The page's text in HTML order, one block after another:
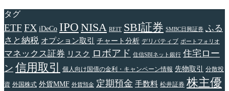
タグ
ETF FX iDeCo IPO NISA REIT SBI証券 SMBC日興証券 ふる
さと納税 オプション取引 チャート分析 デリバティブ ポートフォリオ
マネックス証券 リスク ロボアド 住信SBIネット銀行 住宅ロー
ン 信用取引 個人向け国債の金利・キャンペーン情報 先物取引 分散投
資 外国株式 外貨MMF 外貨預金 定期預金 手数料 松井証券 株主優